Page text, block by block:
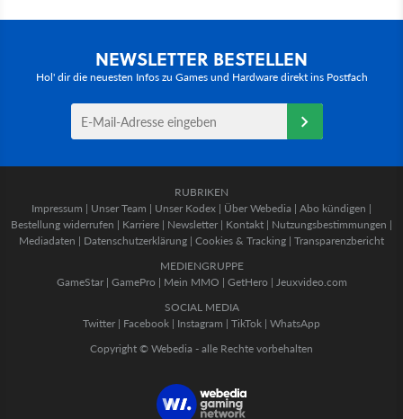
NEWSLETTER BESTELLEN
Hol' dir die neuesten Infos zu Games und Hardware direkt ins Postfach
RUBRIKEN
Impressum | Unser Team | Unser Kodex | Über Webedia | Abo kündigen |
Bestellung widerrufen | Karriere | Newsletter | Kontakt | Nutzungsbestimmungen |
Mediadaten | Datenschutzerklärung | Cookies & Tracking | Transparenzbericht
MEDIENGRUPPE
GameStar| GamePro | Mein MMO | GetHero | Jeuxvideo.com
SOCIAL MEDIA
Twitter | Facebook | Instagram | TikTok | WhatsApp
Copyright © Webedia - alle Rechte vorbehalten